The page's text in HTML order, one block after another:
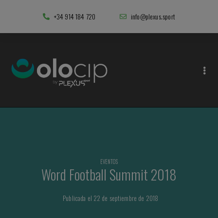
+34 914 184 720 info@plexus.sport
EVENTOS
Word Football Summit 2018
Publicada el 22 de septiembre de 2018